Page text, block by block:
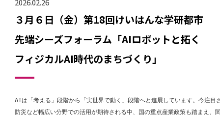
2026.02.26
３月６日（金）第18回けいはんな学研都市
先端シーズフォーラム「AIロボットと拓く
フィジカルAI時代のまちづくり」
AIは「考える」段階から「実世界で動く」段階へと進展しています。今注
防災など幅広い分野での活用が期待される中、国の重点産業政策も踏まえ